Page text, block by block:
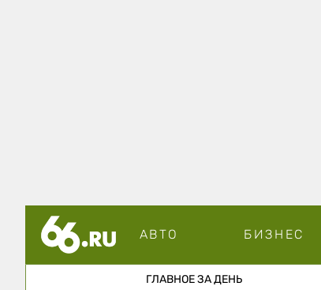
АВТО БИЗНЕС
ГЛАВНОЕ ЗА ДЕНЬ